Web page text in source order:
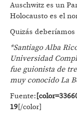
Auschwitz es un
Holocausto es el
Quizás
*Santiago Alba
Universidad
fue guionista de
muy conocido La
Fuente:
19[/color]